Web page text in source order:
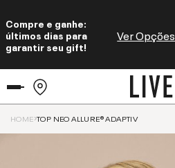
Compre e ganhe:
últimos dias para
garantir seu gift!
Ver Opções
HOME TOP NEO ALLURE® ADAPTIV